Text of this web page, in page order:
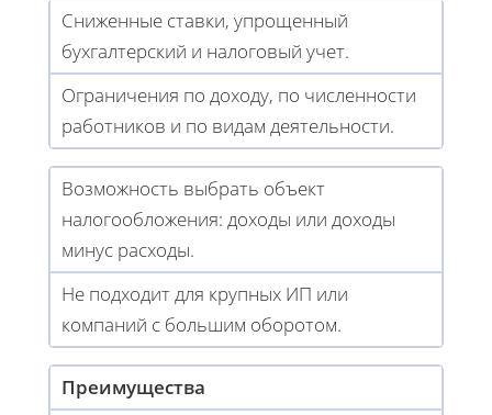
Сниженные ставки, упрощенный
бухгалтерский и налоговый учет.
Ограничения по доходу, по численности
работников и по видам деятельности.
Возможность выбрать объект
налогообложения: доходы или доходы
минус расходы.
Не подходит для крупных ИП или
компаний с большим оборотом.
Преимущества